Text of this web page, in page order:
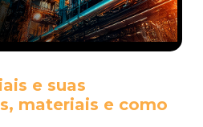
e suas
materiais e como